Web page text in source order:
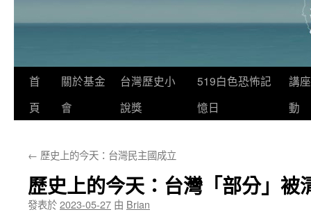
首
頁
關於基金
會
台灣歷史小
說獎
519白色恐怖記
憶日
講
動
← 歷史上的今天：台灣民主國成立
歷史上的今天：台灣「部分」被
發表於2023-05-27 由 Brian